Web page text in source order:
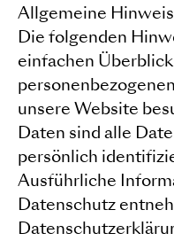
Allgemeine
Die folgenden
einfachen
unsere Website
Daten sind alle
persönlich
Ausführliche
Datenschutz